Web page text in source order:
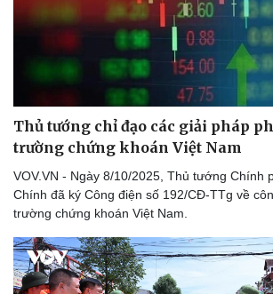
Thủ tướng chỉ đạo các giải pháp
trường chứng khoán Việt Nam
VOV.VN - Ngày 8/10/2025, Thủ tướng Chính
Chính đã ký Công điện số 192/CĐ-TTg về
trường chứng khoán Việt Nam.